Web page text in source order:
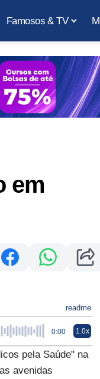
Famosos & TV
em
readme
0:00 1.0x
pela Saúde" na
avenidas